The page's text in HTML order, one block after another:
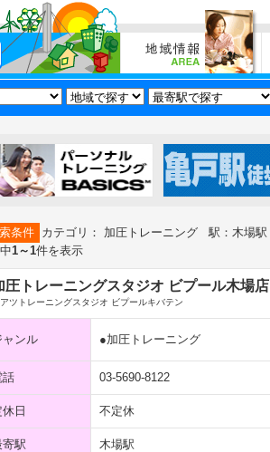
条件 カテゴリ： 加圧トレーニング 駅：木場駅
1～1件を表示
圧トレーニングスタジオ ビプール木場店
ツトレーニングスタジオ ビプールキバテン
ャンル ●加圧トレーニング
話 03-5690-8122
休日 不定休
寄駅 木場駅